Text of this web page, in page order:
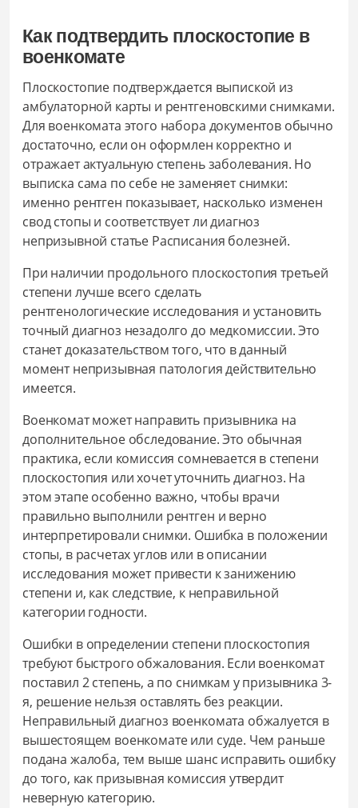
Как подтвердить плоскостопие в
военкомате
Плоскостопие подтверждается выпиской из
амбулаторной карты и рентгеновскими снимками.
Для военкомата этого набора документов обычно
достаточно, если он оформлен корректно и
отражает актуальную степень заболевания. Но
выписка сама по себе не заменяет снимки:
именно рентген показывает, насколько изменен
свод стопы и соответствует ли диагноз
непризывной статье Расписания болезней.
При наличии продольного плоскостопия третьей
степени лучше всего сделать
рентгенологические исследования и установить
точный диагноз незадолго до медкомиссии. Это
станет доказательством того, что в данный
момент непризывная патология действительно
имеется.
Военкомат может направить призывника на
дополнительное обследование. Это обычная
практика, если комиссия сомневается в степени
плоскостопия или хочет уточнить диагноз. На
этом этапе особенно важно, чтобы врачи
правильно выполнили рентген и верно
интерпретировали снимки. Ошибка в положении
стопы, в расчетах углов или в описании
исследования может привести к занижению
степени и, как следствие, к неправильной
категории годности.
Ошибки в определении степени плоскостопия
требуют быстрого обжалования. Если военкомат
поставил 2 степень, а по снимкам у призывника 3-
я, решение нельзя оставлять без реакции.
Неправильный диагноз военкомата обжалуется в
вышестоящем военкомате или суде. Чем раньше
подана жалоба, тем выше шанс исправить ошибку
до того, как призывная комиссия утвердит
неверную категорию.